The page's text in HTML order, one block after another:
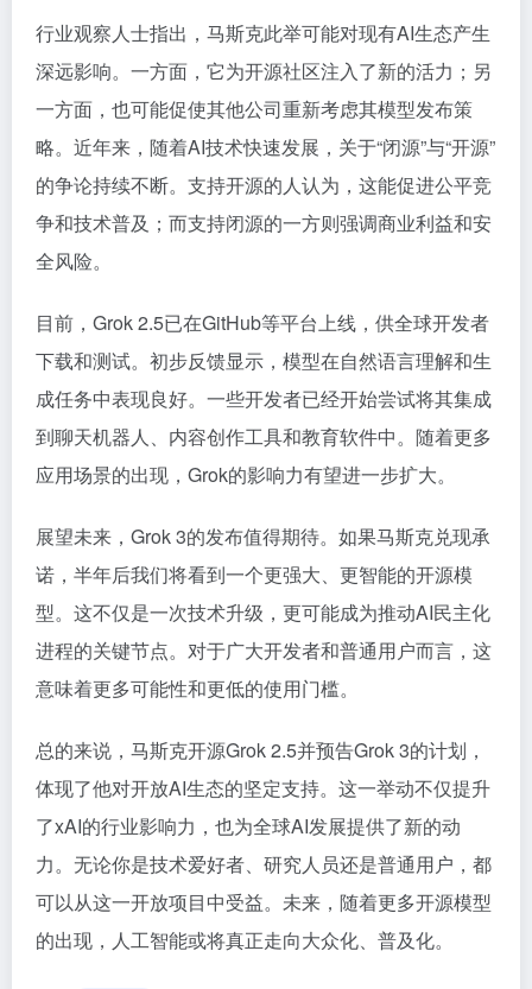
行业观察人士指出，马斯克此举可能对现有AI生态产生
深远影响。一方面，它为开源社区注入了新的活力；另
一方面，也可能促使其他公司重新考虑其模型发布策
略。近年来，随着AI技术快速发展，关于“闭源”与“开源”
的争论持续不断。支持开源的人认为，这能促进公平竞
争和技术普及；而支持闭源的一方则强调商业利益和安
全风险。
目前，Grok 2.5已在GitHub等平台上线，供全球开发者
下载和测试。初步反馈显示，模型在自然语言理解和生
成任务中表现良好。一些开发者已经开始尝试将其集成
到聊天机器人、内容创作工具和教育软件中。随着更多
应用场景的出现，Grok的影响力有望进一步扩大。
展望未来，Grok 3的发布值得期待。如果马斯克兑现承
诺，半年后我们将看到一个更强大、更智能的开源模
型。这不仅是一次技术升级，更可能成为推动AI民主化
进程的关键节点。对于广大开发者和普通用户而言，这
意味着更多可能性和更低的使用门槛。
总的来说，马斯克开源Grok 2.5并预告Grok 3的计划，
体现了他对开放AI生态的坚定支持。这一举动不仅提升
了xAI的行业影响力，也为全球AI发展提供了新的动
力。无论你是技术爱好者、研究人员还是普通用户，都
可以从这一开放项目中受益。未来，随着更多开源模型
的出现，人工智能或将真正走向大众化、普及化。